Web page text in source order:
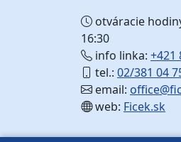
otváracie
16:30
info linka: +421
tel.: 02/381 04
email:
web: Ficek.sk